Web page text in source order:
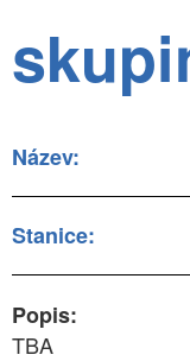
Název:
Stanice:
Popis:
TBA